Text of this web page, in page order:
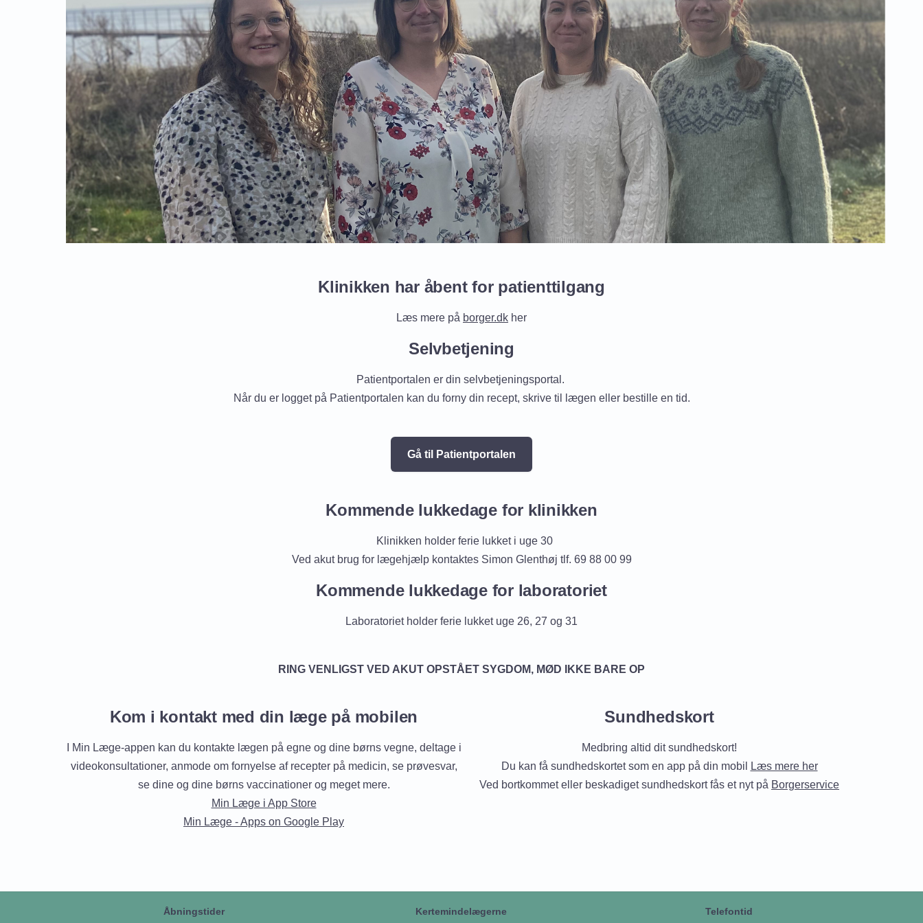
Klinikken har åbent for patienttilgang
Læs mere på borger.dk her
Selvbetjening
Patientportalen er din selvbetjeningsportal.
Når du er logget på Patientportalen kan du forny din recept, skrive til lægen eller bestille en tid.
Gå til Patientportalen
Kommende lukkedage for klinikken
Klinikken holder ferie lukket i uge 30
Ved akut brug for lægehjælp kontaktes Simon Glenthøj tlf. 69 88 00 99
Kommende lukkedage for laboratoriet
Laboratoriet holder ferie lukket uge 26, 27 og 31
RING VENLIGST VED AKUT OPSTÅET SYGDOM, MØD IKKE BARE OP
Kom i kontakt med din læge på mobilen
I Min Læge-appen kan du kontakte lægen på egne og dine børns vegne, deltage i
videokonsultationer, anmode om fornyelse af recepter på medicin, se prøvesvar,
se dine og dine børns vaccinationer og meget mere.
Min Læge i App Store
Min Læge - Apps on Google Play
Sundhedskort
Medbring altid dit sundhedskort!
Du kan få sundhedskortet som en app på din mobil
Læs mere her
Ved bortkommet eller beskadiget sundhedskort fås et nyt på Borgerservice
Åbningstider
Kertemindelægerne
Telefontid